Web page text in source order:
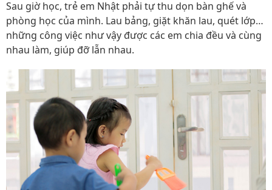
Sau giờ học, trẻ em Nhật phải tự thu dọn bàn ghế và
phòng học của mình. Lau bảng, giặt khăn lau, quét lớp…
những công việc như vậy được các em chia đều và cùng
nhau làm, giúp đỡ lẫn nhau.